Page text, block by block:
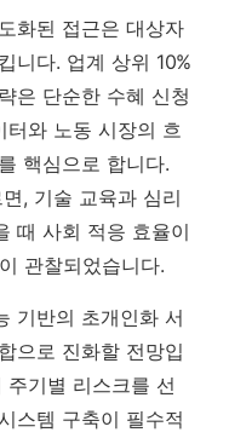
화된 접근은 대상자
니다. 업계 상위 10%
은 단순한 수혜 신청
터와 노동 시장의 흐
핵심으로 합니다.
, 기술 교육과 심리
때 사회 적응 효율이
관찰되었습니다.
기반의 초개인화 서
으로 진화할 전망입
기별 리스크를 선
스템 구축이 필수적